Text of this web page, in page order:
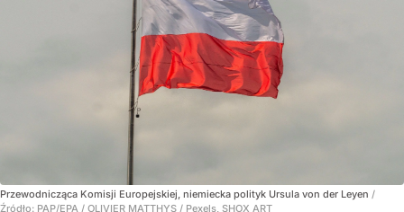
Przewodnicząca Komisji Europejskiej, niemiecka polityk Ursula von der Leyen /
Źródło: PAP/EPA / OLIVIER MATTHYS / Pexels, SHOX ART